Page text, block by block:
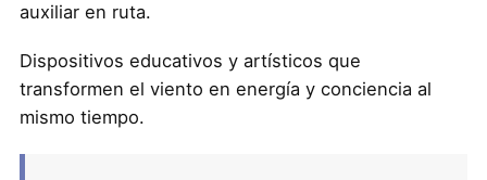
auxiliar en ruta.
Dispositivos educativos y artísticos que
transformen el viento en energía y conciencia al
mismo tiempo.